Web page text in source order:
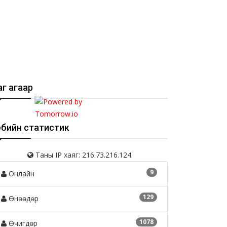
агаар
статистик
Таны IP хаяг: 216.73.216.124
9
Онлайн
129
Өнөөдөр
1078
Өчигдөр